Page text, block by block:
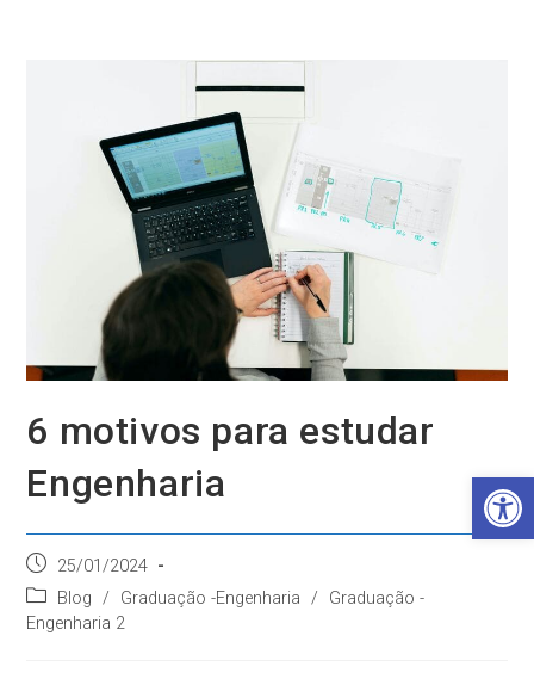
Barra de Ferramentas Aberta
6 motivos para estudar
Engenharia
Post
publicado:
25/01/2024
Categoria
do
Blog / Graduação -Engenharia /
Graduação -
Engenharia 2